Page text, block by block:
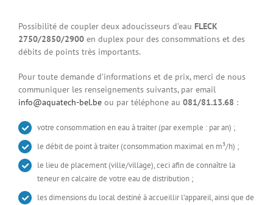
Possibilité de coupler deux adoucisseurs d’eau FLECK
2750/2850/2900 en duplex pour des consommations et des
débits de points très importants.
Pour toute demande d’informations et de prix, merci de nous
communiquer les renseignements suivants, par email
info@aquatech-bel.be ou par téléphone au 081/81.13.68 :
votre consommation en eau à traiter (par exemple : par an) ;
le débit de point à traiter (consommation maximal en m³/h) ;
le lieu de placement (ville/village), ceci afin de connaître la
teneur en calcaire de votre eau de distribution ;
les dimensions du local destiné à accueillir l’appareil, ainsi que de